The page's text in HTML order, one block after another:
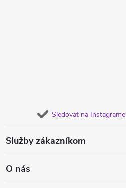
Sledovať na Instagrame
Služby zákazníkom
O nás